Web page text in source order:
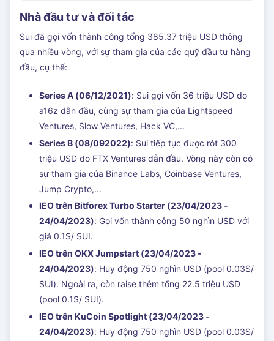
Nhà đầu tư và đối tác
Sui đã gọi vốn thành công tổng 385.37 triệu USD thông
qua nhiều vòng, với sự tham gia của các quỹ đầu tư hàng
đầu, cụ thể:
Series A (06/12/2021): Sui gọi vốn 36 triệu USD do
a16z dẫn đầu, cùng sự tham gia của Lightspeed
Ventures, Slow Ventures, Hack VC,...
Series B (08/092022): Sui tiếp tục được rót 300
triệu USD do FTX Ventures dẫn đầu. Vòng này còn có
sự tham gia của Binance Labs, Coinbase Ventures,
Jump Crypto,...
IEO trên Bitforex Turbo Starter (23/04/2023 -
24/04/2023): Gọi vốn thành công 50 nghìn USD với
giá 0.1$/ SUI.
IEO trên OKX Jumpstart (23/04/2023 -
24/04/2023): Huy động 750 nghìn USD (pool 0.03$/
SUI). Ngoài ra, còn raise thêm tổng 22.5 triệu USD
(pool 0.1$/ SUI).
IEO trên KuCoin Spotlight (23/04/2023 -
24/04/2023): Huy động 750 nghìn USD (pool 0.03$/